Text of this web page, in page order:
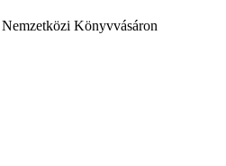
Könyvvásáron